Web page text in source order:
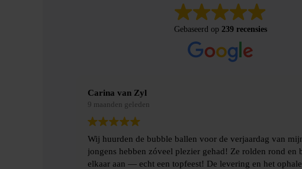
Gebaseerd op 239 recensies
Carina van Zyl
9 maanden geleden
Wij huurden de bubble ballen voor de verjaardag van mijn zoon en de
jongens hebben zóveel plezier gehad! Ze rolden rond en botsten tegen
elkaar aan — echt een topfeest! De levering en het ophalen gingen heel